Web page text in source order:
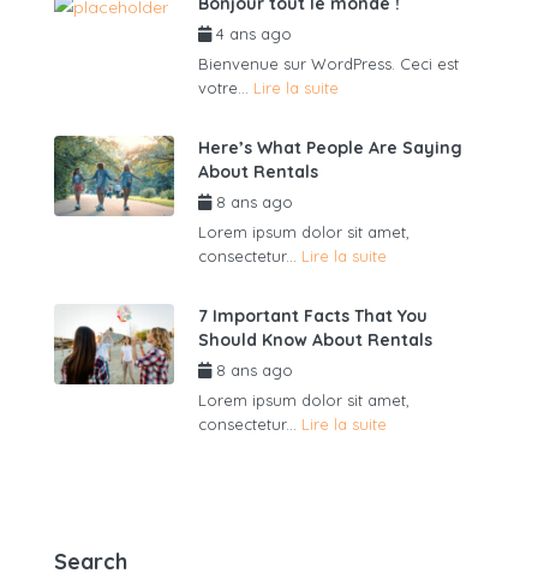
4 ans ago
Bienvenue sur WordPress. Ceci est
votre... Lire la suite
Here’s What People Are Saying
About Rentals
8 ans ago
Lorem ipsum dolor sit amet,
consectetur... Lire la suite
7 Important Facts That You
Should Know About Rentals
8 ans ago
Lorem ipsum dolor sit amet,
consectetur... Lire la suite
Search